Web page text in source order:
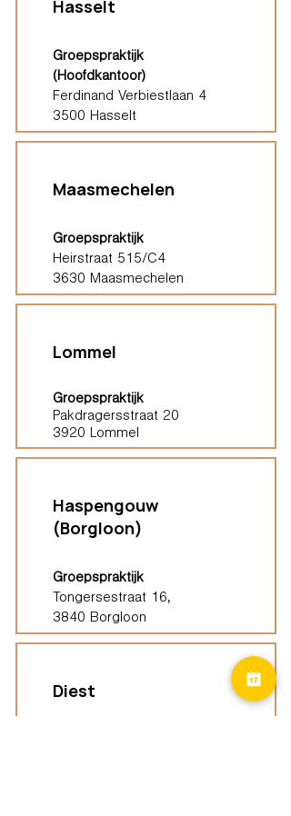
Hasselt
Groepspraktijk
(Hoofdkantoor)
Ferdinand Verbiestlaan 4
3500 Hasselt
Maasmechelen
Groepspraktijk
Heirstraat 515/C4
3630 Maasmechelen
Lommel
Groepspraktijk
Pakdragersstraat 20
3920 Lommel
Haspengouw
(Borgloon)
Groepspraktijk
Tongersestraat 16,
3840 Borgloon
Diest